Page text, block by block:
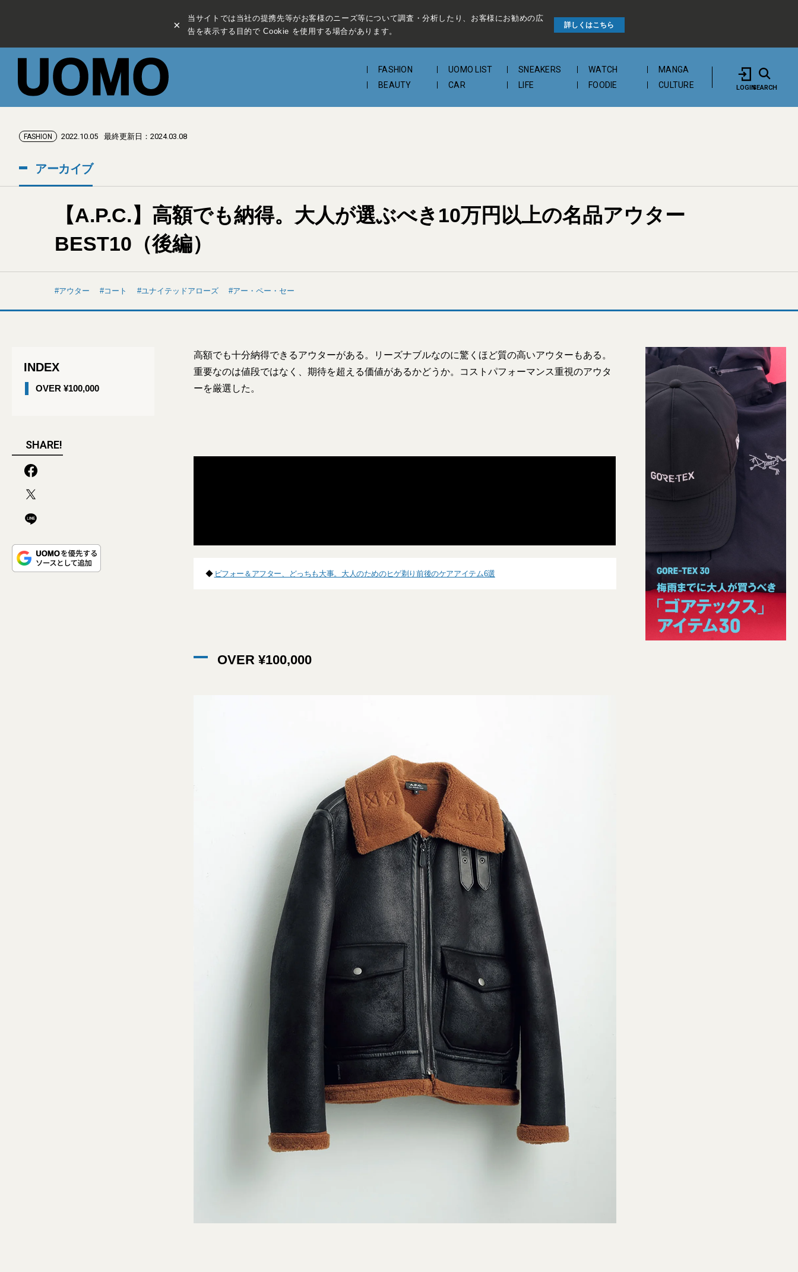
×
当サイトでは当社の提携先等がお客様のニーズ等について調査・分析したり、お客様にお勧めの広
告を表示する目的で Cookie を使用する場合があります。
詳しくはこちら
FASHION UOMO LIST SNEAKERS WATCH
MANGA
BEAUTY
CAR LIFE FOODIE CULTURE LOGINSEARCH
FASHION 2022.10.05 最終更新日：2024.03.08
アーカイブ
【A.P.C.】高額でも納得。大人が選ぶべき10万円以上の名品アウター
BEST10（後編）
アウター コート ユナイテッドアローズ アー・ペー・セー
INDEX
OVER ¥100,000
SHARE!
高額でも十分納得できるアウターがある。リーズナブルなのに驚くほど質の高いアウターもある。
重要なのは値段ではなく、期待を超える価値があるかどうか。コストパフォーマンス重視のアウタ
ーを厳選した。
◆ ビフォー＆アフター、どっちも大事。大人のためのヒゲ剃り前後のケアアイテム6選
OVER ¥100,000